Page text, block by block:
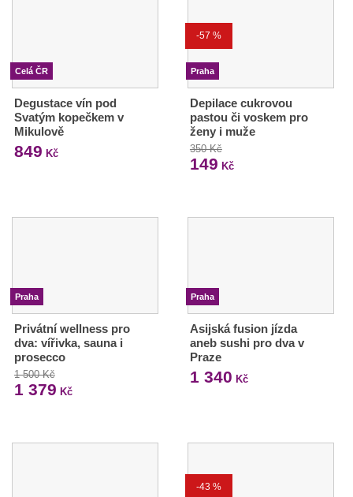
Celá ČR
Degustace vín pod
Svatým kopečkem v
Mikulově
849 Kč
-57 %
Praha
Depilace cukrovou
pastou či voskem pro
ženy i muže
350 Kč
149 Kč
Praha
Privátní wellness pro
dva: vířivka, sauna i
prosecco
1 500 Kč
1 379 Kč
Praha
Asijská fusion jízda
aneb sushi pro dva v
Praze
1 340 Kč
-43 %